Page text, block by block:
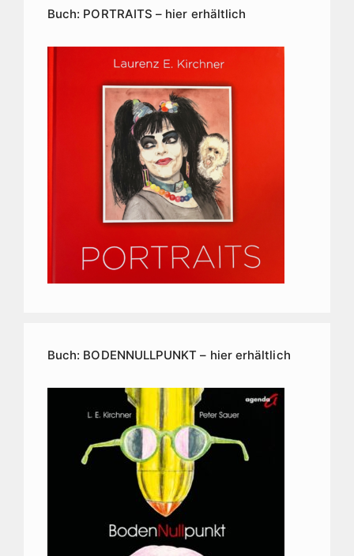
Buch: PORTRAITS – hier erhältlich
Buch: BODENNULLPUNKT – hier erhältlich